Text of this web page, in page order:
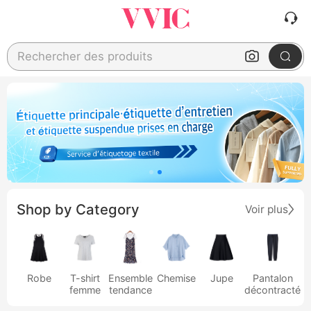
Rechercher des produits
Shop by Category Voir plus
Robe
T-shirt
femme
Ensemble
tendance
Chemise Jupe
Pantalon
décontracté